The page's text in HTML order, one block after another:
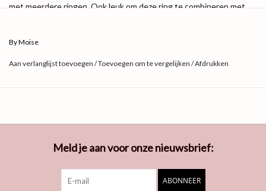
met meerdere ringen. Ook leuk om deze ring te combineren met
By Moise
Aan verlanglijst toevoegen /Toevoegen om te vergelijken /Afdrukken
Meld je aan voor onze nieuwsbrief:
ABONNEER